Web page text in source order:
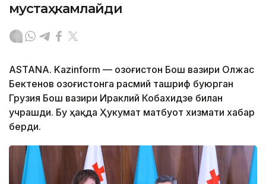
мустаҳкамлайди
ASTANA. Kazinform — Қозоғистон Бош вазири Олжас
Бектенов Қозоғистонга расмий ташриф буюрган
Грузия Бош вазири Ираклий Кобахидзе билан
учрашди. Бу ҳақда Ҳукумат матбуот хизмати хабар
берди.